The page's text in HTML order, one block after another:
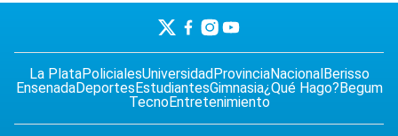
La PlataPolicialesUniversidad ProvinciaNacional Berisso
EnsenadaDeportes EstudiantesGimnasia¿Qué Hago? Begum
TecnoEntretenimiento